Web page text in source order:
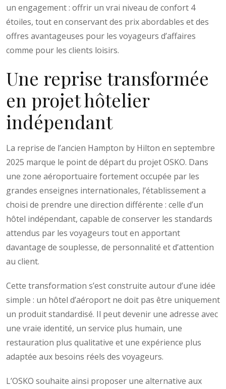
un engagement : offrir un vrai niveau de confort 4
étoiles, tout en conservant des prix abordables et des
offres avantageuses pour les voyageurs d’affaires
comme pour les clients loisirs.
Une reprise transformée
en projet hôtelier
indépendant
La reprise de l’ancien Hampton by Hilton en septembre
2025 marque le point de départ du projet OSKO. Dans
une zone aéroportuaire fortement occupée par les
grandes enseignes internationales, l’établissement a
choisi de prendre une direction différente : celle d’un
hôtel indépendant, capable de conserver les standards
attendus par les voyageurs tout en apportant
davantage de souplesse, de personnalité et d’attention
au client.
Cette transformation s’est construite autour d’une idée
simple : un hôtel d’aéroport ne doit pas être uniquement
un produit standardisé. Il peut devenir une adresse avec
une vraie identité, un service plus humain, une
restauration plus qualitative et une expérience plus
adaptée aux besoins réels des voyageurs.
L’OSKO souhaite ainsi proposer une alternative aux